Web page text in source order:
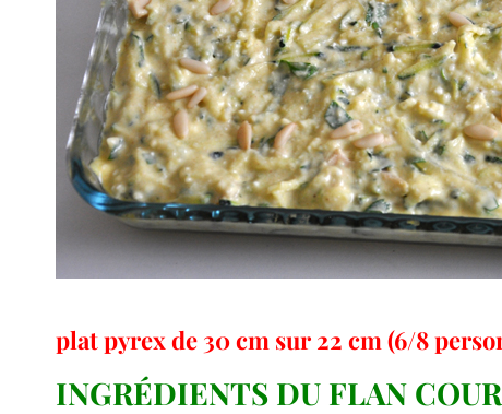
plat pyrex de 30 cm sur 22 cm (6/8
INGRÉDIENTS DU FLAN